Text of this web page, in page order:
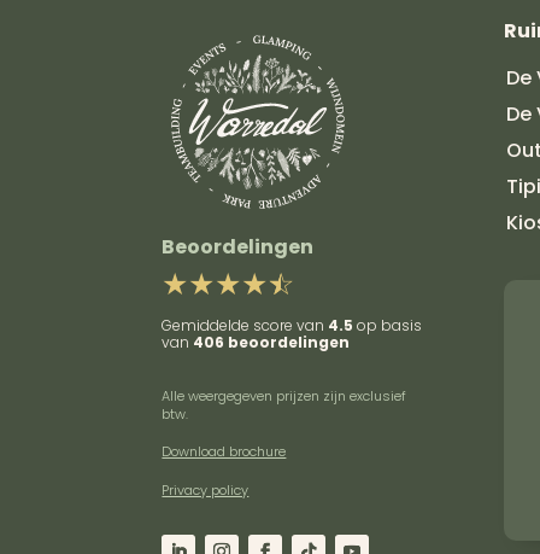
Beoordelingen
Gemiddelde score van 4.5 op basis
van 406 beoordelingen
Alle weergegeven prijzen zijn exclusief
btw.
Download brochure
Privacy policy
De
De
Tipi